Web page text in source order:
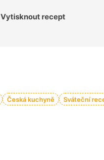
Vytisknout recept
Česká kuchyně
Sváteční